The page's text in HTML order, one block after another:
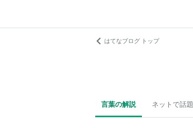
はてなブログ トップ
言葉の解説 ネットで話題